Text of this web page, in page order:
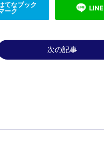
てなブック
ーク
LINE
次の記事